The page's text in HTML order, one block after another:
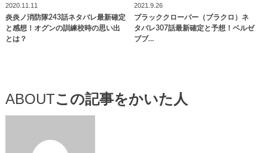
2020.11.11
炎炎ノ消防隊243話ネタバレ最新確定
と感想！オグンの訓練校時の思い出
とは？
2021.9.26
ブラッククローバー（ブラクロ）ネ
タバレ307話最新確定と予想！ベルゼ
ブブ…
ABOUTこの記事をかいた人